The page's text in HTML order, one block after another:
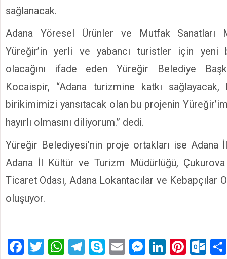
sağlanacak.
Adana Yöresel Ürünler ve Mutfak Sanatları
Yüreğir’in yerli ve yabancı turistler için yeni
olacağını ifade eden Yüreğir Belediye
Kocaispir, “Adana turizmine katkı
birikimimizi yansıtacak olan bu projenin
hayırlı olmasını diliyorum.” dedi.
Yüreğir Belediyesi’nin proje ortakları ise Adana
Adana İl Kültür ve Turizm Müdürlüğü,
Ticaret Odası, Adana Lokantacılar ve Kebapçılar
oluşuyor.
Facebook
Twitter
WhatsApp
Telegram
SkypeEmailMessenger
LinkedIn